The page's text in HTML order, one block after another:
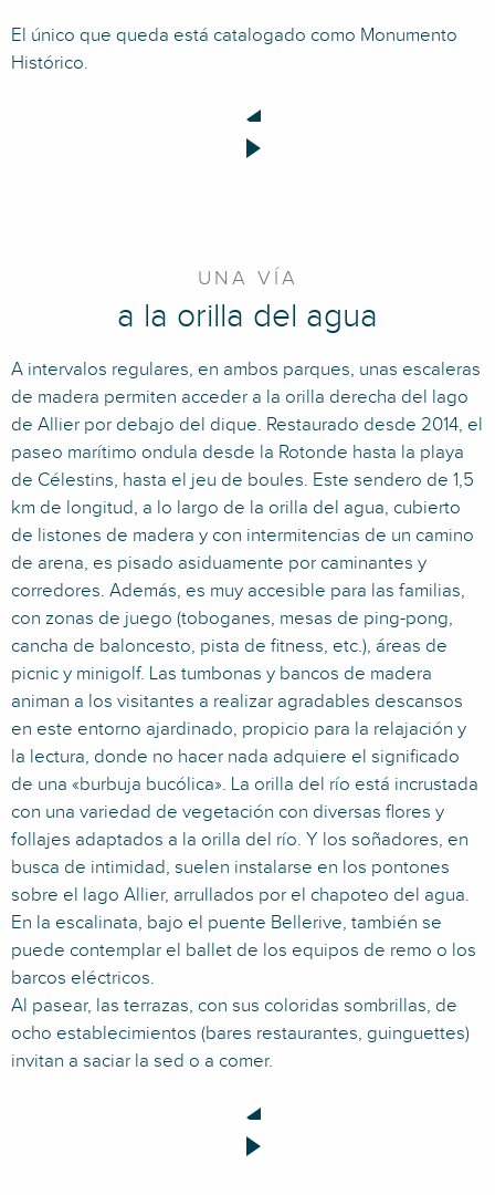
El único que queda está catalogado como Monumento
Histórico.
UNA VÍA
a la orilla del agua
A intervalos regulares, en ambos parques, unas escaleras
de madera permiten acceder a la orilla derecha del lago
de Allier por debajo del dique. Restaurado desde 2014, el
paseo marítimo ondula desde la Rotonde hasta la playa
de Célestins, hasta el jeu de boules. Este sendero de 1,5
km de longitud, a lo largo de la orilla del agua, cubierto
de listones de madera y con intermitencias de un camino
de arena, es pisado asiduamente por caminantes y
corredores. Además, es muy accesible para las familias,
con zonas de juego (toboganes, mesas de ping-pong,
cancha de baloncesto, pista de fitness, etc.), áreas de
picnic y minigolf. Las tumbonas y bancos de madera
animan a los visitantes a realizar agradables descansos
en este entorno ajardinado, propicio para la relajación y
la lectura, donde no hacer nada adquiere el significado
de una «burbuja bucólica». La orilla del río está incrustada
con una variedad de vegetación con diversas flores y
follajes adaptados a la orilla del río. Y los soñadores, en
busca de intimidad, suelen instalarse en los pontones
sobre el lago Allier, arrullados por el chapoteo del agua.
En la escalinata, bajo el puente Bellerive, también se
puede contemplar el ballet de los equipos de remo o los
barcos eléctricos.
Al pasear, las terrazas, con sus coloridas sombrillas, de
ocho establecimientos (bares restaurantes, guinguettes)
invitan a saciar la sed o a comer.